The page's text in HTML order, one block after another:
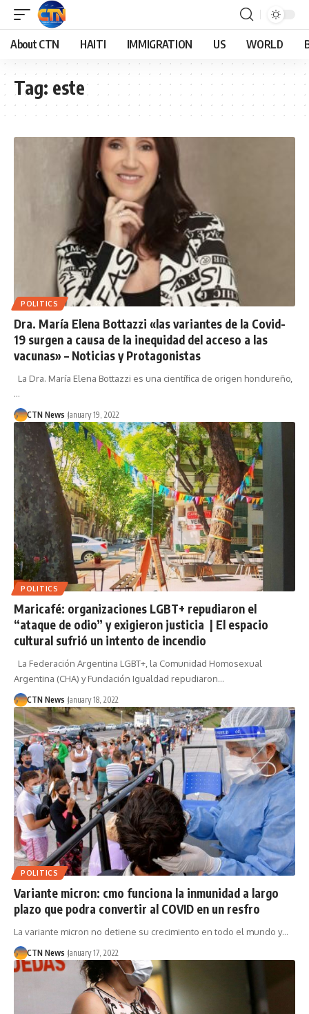
About CTN HAITI IMMIGRATION US WORLD
Tag: este
POLITICS
Dra. María Elena Bottazzi «las variantes de la Covid-
19 surgen a causa de la inequidad del acceso a las
vacunas» – Noticias y Protagonistas
La Dra. María Elena Bottazzi es una científica de origen hondureño,
…
CTN News January 19, 2022
POLITICS
Maricafé: organizaciones LGBT+ repudiaron el
“ataque de odio” y exigieron justicia | El espacio
cultural sufrió un intento de incendio
La Federación Argentina LGBT+, la Comunidad Homosexual
Argentina (CHA) y Fundación Igualdad repudiaron…
CTN News January 18, 2022
POLITICS
Variante micron: cmo funciona la inmunidad a largo
plazo que podra convertir al COVID en un resfro
La variante micron no detiene su crecimiento en todo el mundo y…
CTN News January 17, 2022